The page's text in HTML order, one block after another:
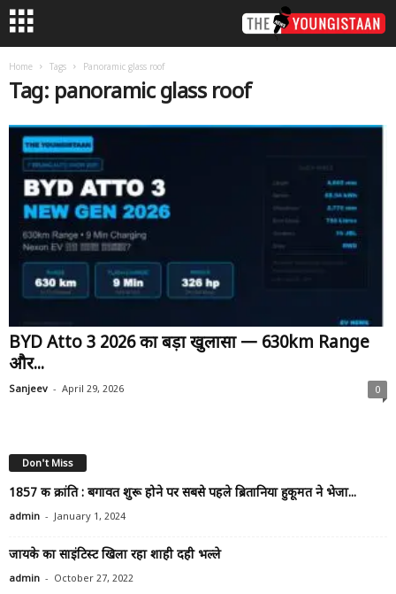
Home Tags Panoramic glass roof
Tag: panoramic glass roof
BYD Atto 3 2026 का बड़ा खुलासा — 630km Range
और...
Sanjeev - April 29, 2026 0
Don't Miss
1857 की क्रांति : बगावत शुरू होने पर सबसे पहले ब्रितानिया हुकूमत ने भेजा...
admin - January 1, 2024
जायके का साइंटिस्ट खिला रहा शाही दही भल्ले
admin - October 27, 2022